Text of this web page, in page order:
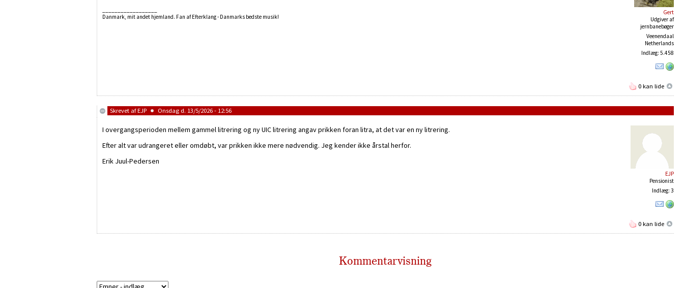
Gert
Udgiver af
jernbanebøger
Veenendaal
Netherlands
Indlæg: 5.458
Danmark, mit andet hjemland. Fan af Efterklang - Danmarks bedste musik!
0 kan lide
Skrevet afEJP Onsdag d. 13/5/2026 - 12:56
EJP
Pensionist
Indlæg: 3
I overgangsperioden mellem gammel litrering og ny UIC litrering angav prikken foran litra, at det var en ny litrering.
Efter alt var udrangeret eller omdøbt, var prikken ikke mere nødvendig. Jeg kender ikke årstal herfor.
Erik Juul-Pedersen
0 kan lide
Kommentarvisning